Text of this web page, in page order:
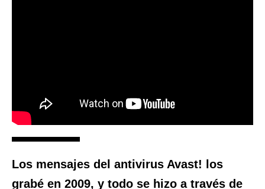
Los mensajes del antivirus Avast! los
grabé en 2009, y todo se hizo a través de